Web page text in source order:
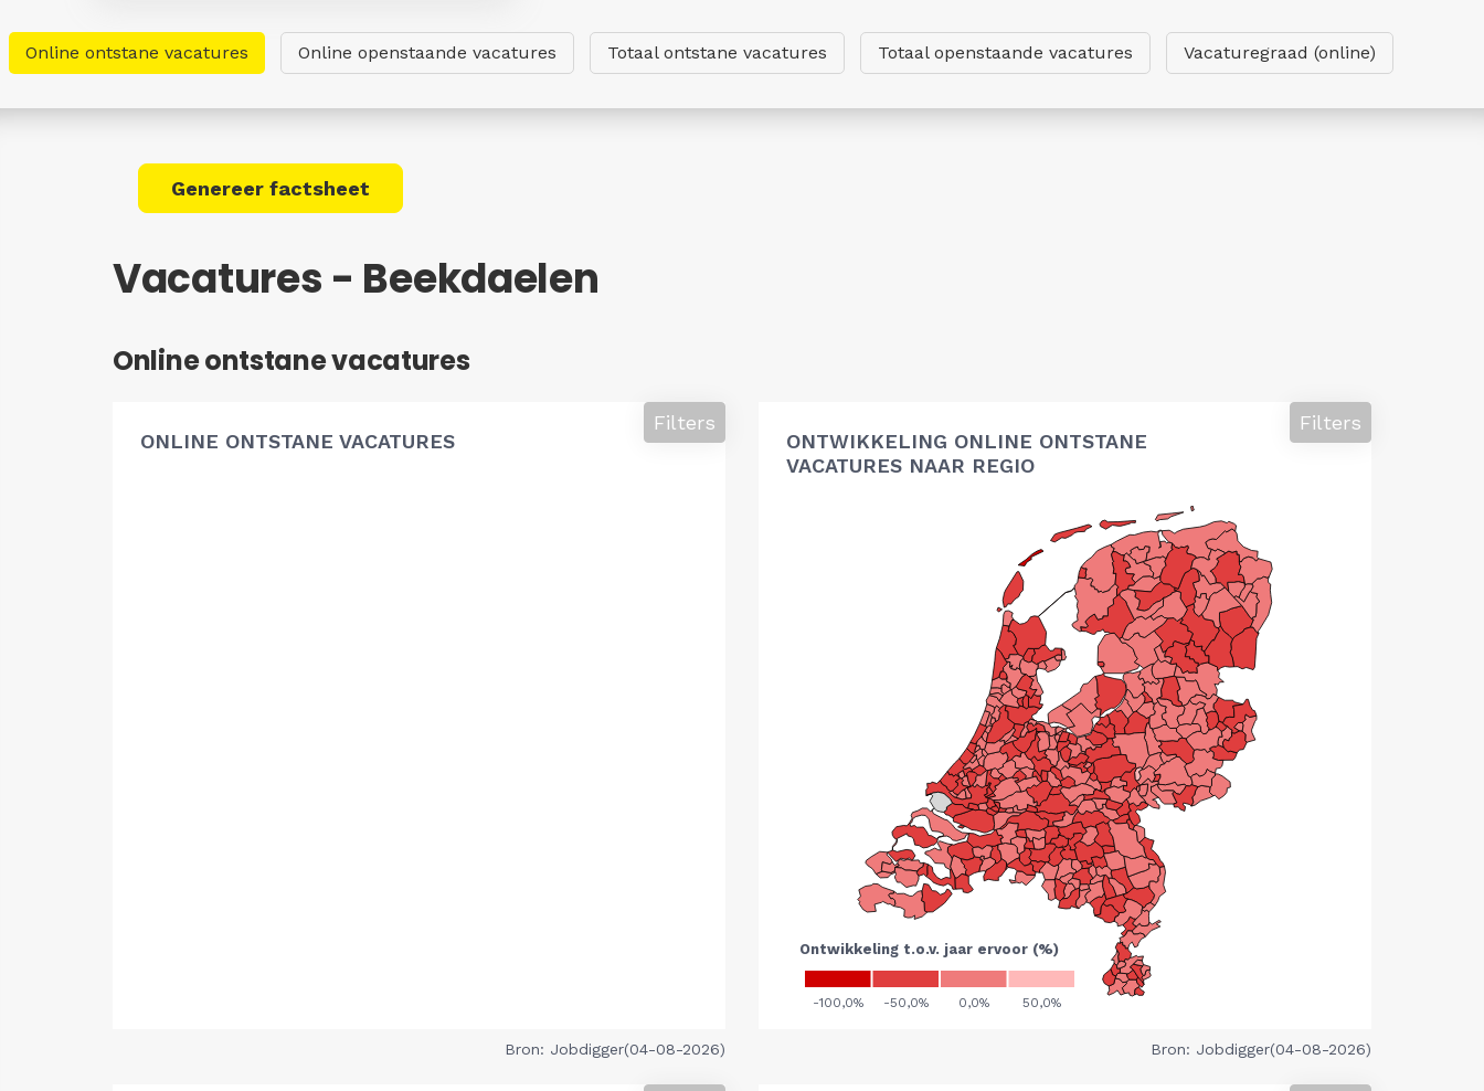
Online ontstane vacatures Online openstaande vacatures Totaal ontstane vacatures Totaal openstaande vacatures Vacaturegraad (online)
Genereer factsheet
Vacatures - Beekdaelen
Online ontstane vacatures
ONLINE ONTSTANE VACATURES
Filters
Bron: Jobdigger(04-08-2026)
ONTWIKKELING ONLINE ONTSTANE
VACATURES NAAR REGIO
Filters
Bron: Jobdigger(04-08-2026)